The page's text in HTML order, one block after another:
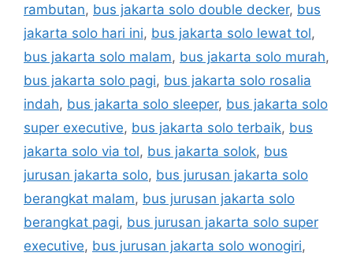
rambutan, bus jakarta solo double decker, bus
jakarta solo hari ini, bus jakarta solo lewat tol,
bus jakarta solo malam, bus jakarta solo murah,
bus jakarta solo pagi, bus jakarta solo rosalia
indah, bus jakarta solo sleeper, bus jakarta solo
super executive, bus jakarta solo terbaik, bus
jakarta solo via tol, bus jakarta solok, bus
jurusan jakarta solo, bus jurusan jakarta solo
berangkat malam, bus jurusan jakarta solo
berangkat pagi, bus jurusan jakarta solo super
executive, bus jurusan jakarta solo wonogiri,